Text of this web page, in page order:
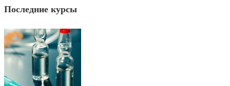
Последние курсы